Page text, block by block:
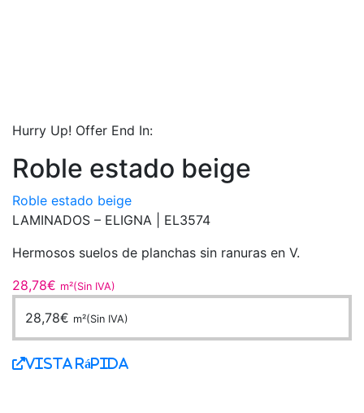
Hurry Up! Offer End In:
Roble estado beige
Roble estado beige
LAMINADOS – ELIGNA | EL3574
Hermosos suelos de planchas sin ranuras en V.
28,78€ m²(Sin IVA)
28,78€ m²(Sin IVA)
Vista Rápida